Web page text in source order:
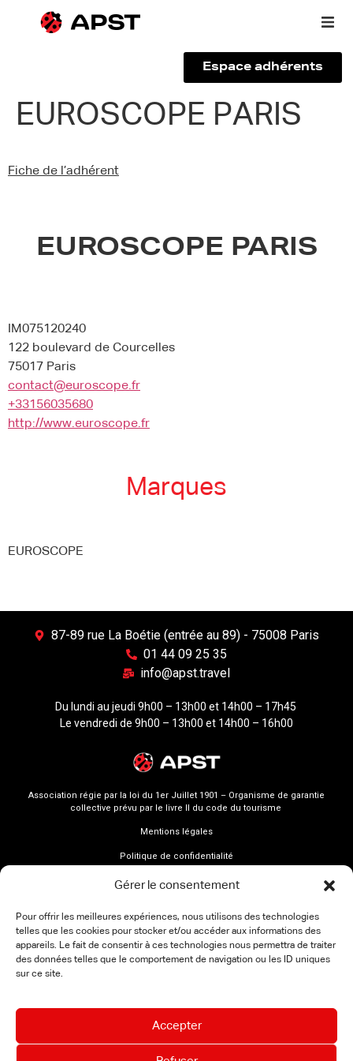
Gérer le consentement
Pour offrir les meilleures expériences, nous utilisons des technologies
telles que les cookies pour stocker et/ou accéder aux informations des
appareils. Le fait de consentir à ces technologies nous permettra de traiter
des données telles que le comportement de navigation ou les ID uniques
sur ce site.
Accepter
Qui sommes-nous ?
Espace adhérents
EUROSCOPE PARIS
Fiche de l’adhérent
EUROSCOPE PARIS
IM075120240
122 boulevard de Courcelles
75017 Paris
contact@euroscope.fr
+33156035680
http://www.euroscope.fr
Marques
EUROSCOPE
87-89 rue La Boétie (entrée au 89) - 75008 Paris
01 44 09 25 35
info@apst.travel
Du lundi au jeudi 9h00 – 13h00 et 14h00 – 17h45
Le vendredi de 9h00 – 13h00 et 14h00 – 16h00
Association régie par la loi du 1er Juillet 1901 – Organisme de garantie
collective prévu par le livre II du code du tourisme
Mentions légales
Politique de confidentialité